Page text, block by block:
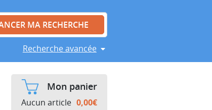
Recherche avancée
Mon panier
Aucun article 0,00€